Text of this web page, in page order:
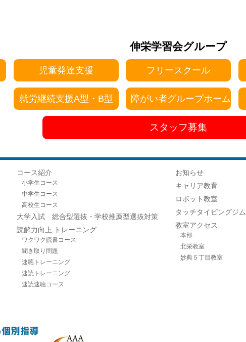
伸栄学習会グループ
児童発達支援 フリースクール
就労継続支援A型・B型 障がい者グループホーム
スタッフ募集
コース紹介
小学生コース
中学生コース
高校生コース
大学入試 総合型選抜・学校推薦型選抜対策
読解力向上 トレーニング
ワクワク読書コース
聞き取り問題
速聴トレーニング
速読トレーニング
速読速聴コース
お知らせ
キャリア教育
ロボット教室
タッチタイピングジム
教室アクセス
本部
北栄教室
妙典５丁目教室